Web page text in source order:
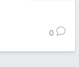
0